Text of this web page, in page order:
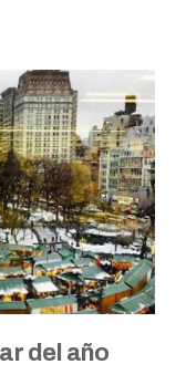
del año